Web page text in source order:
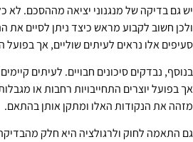
יש גם בדיקה של מנגנוני יציאה מההסכם.
ולכן חשוב לקבוע מראש כיצד ניתן לסיים את
סעיפים אלו נראים לעיתים שוליים, אך בפועל
בנוסף, נבדקים סיכונים חבויים. לעיתים
אך בפועל יוצרים התחייבויות רחבות או
מזהה את הנקודות האלו ומתקן אותן בהתאם.
גם התאמה לחוק ולרגולציה היא חלק